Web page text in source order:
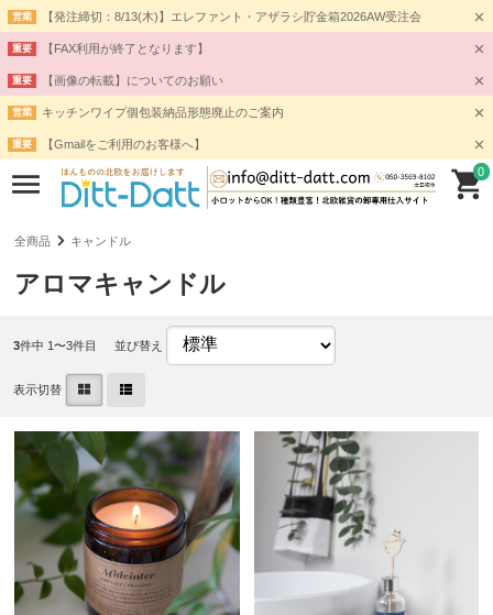
営業 【発注締切：8/13(木)】エレファント・アザラシ貯金箱2026AW受注会
重要 【FAX利用が終了となります】
重要 【画像の転載】についてのお願い
営業 キッチンワイプ個包装納品形態廃止のご案内
重要 【Gmailをご利用のお客様へ】
0
全商品 キャンドル
アロマキャンドル
3件中 1〜3件目 並び替え
表示切替